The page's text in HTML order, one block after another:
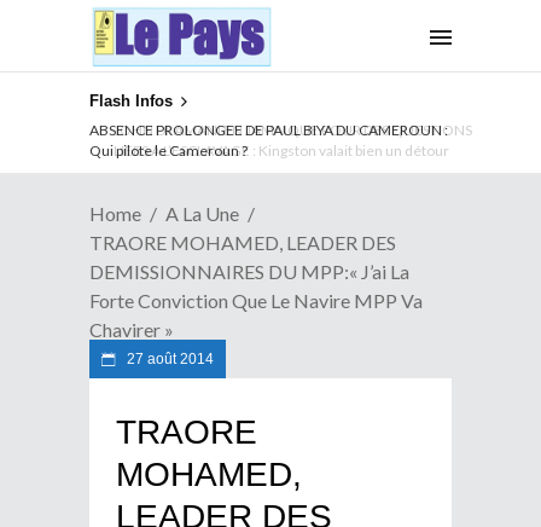
Flash Infos
ABSENCE PROLONGEE DE PAUL BIYA DU CAMEROUN :
Qui pilote le Cameroun ?
Home
A La Une
TRAORE MOHAMED, LEADER DES
DEMISSIONNAIRES DU MPP:« J’ai La
Forte Conviction Que Le Navire MPP Va
Chavirer »
27 août 2014
TRAORE
MOHAMED,
LEADER DES